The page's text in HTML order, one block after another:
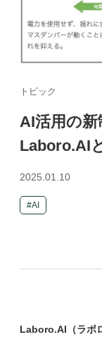
トピック
AI活用の新
Laboro.AI
2025.01.10
AI
Laboro.AI（ラボ